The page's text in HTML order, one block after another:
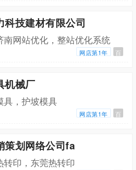
科技建材有限公司
网站优化，整站优化系统
网店第1年 百
机械厂
具，护坡模具
网店第1年 百
策划网络公司fa
转印，东莞热转印